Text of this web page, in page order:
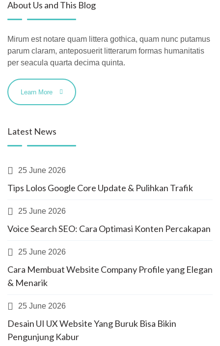
About Us and This Blog
Mirum est notare quam littera gothica, quam nunc putamus
parum claram, anteposuerit litterarum formas humanitatis
per seacula quarta decima quinta.
Learn More
Latest News
25 June 2026
Tips Lolos Google Core Update & Pulihkan Trafik
25 June 2026
Voice Search SEO: Cara Optimasi Konten Percakapan
25 June 2026
Cara Membuat Website Company Profile yang Elegan
& Menarik
25 June 2026
Desain UI UX Website Yang Buruk Bisa Bikin
Pengunjung Kabur